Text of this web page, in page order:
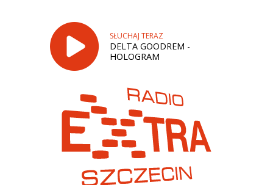
SŁUCHAJ TERAZ
DELTA GOODREM -
HOLOGRAM